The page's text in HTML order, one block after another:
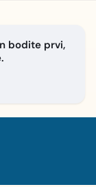
bodite prvi,